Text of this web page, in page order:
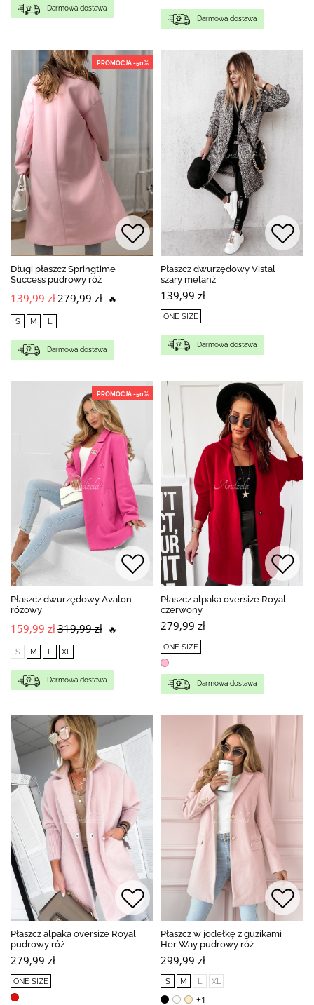
Darmowa dostawa
Darmowa dostawa
PROMOCJA -50%
Długi płaszcz Springtime
Success pudrowy róż
139,99 zł279,99 zł 🔥
S M L
Darmowa dostawa
Płaszcz dwurzędowy Vistal
szary melanż
139,99 zł
ONE SIZE
Darmowa dostawa
PROMOCJA -50%
Płaszcz dwurzędowy Avalon
różowy
159,99 zł319,99 zł 🔥
S M L XL
Darmowa dostawa
Płaszcz alpaka oversize Royal
czerwony
279,99 zł
ONE SIZE
Darmowa dostawa
Płaszcz alpaka oversize Royal
pudrowy róż
279,99 zł
ONE SIZE
Płaszcz w jodełkę z guzikami
Her Way pudrowy róż
299,99 zł
S M L XL
+1